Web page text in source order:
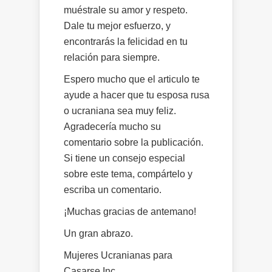
muéstrale su amor y respeto.
Dale tu mejor esfuerzo, y
encontrarás la felicidad en tu
relación para siempre.
Espero mucho que el articulo te
ayude a hacer que tu esposa rusa
o ucraniana sea muy feliz.
Agradecería mucho su
comentario sobre la publicación.
Si tiene un consejo especial
sobre este tema, compártelo y
escriba un comentario.
¡Muchas gracias de antemano!
Un gran abrazo.
Mujeres Ucranianas para